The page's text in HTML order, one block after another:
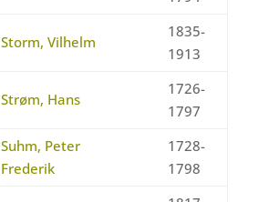
Storm, Vilhelm
1835-
1913
Strøm, Hans
1726-
1797
Suhm, Peter
Frederik
1728-
1798